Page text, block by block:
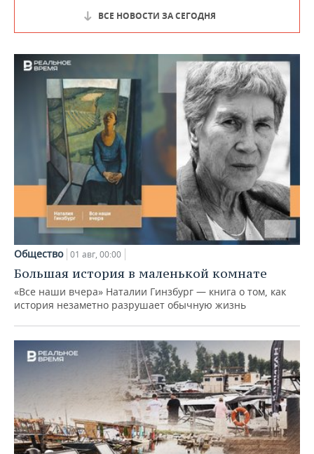
ВСЕ НОВОСТИ ЗА СЕГОДНЯ
Общество 01 авг, 00:00
Большая история в маленькой комнате
«Все наши вчера» Наталии Гинзбург — книга о том, как
история незаметно разрушает обычную жизнь